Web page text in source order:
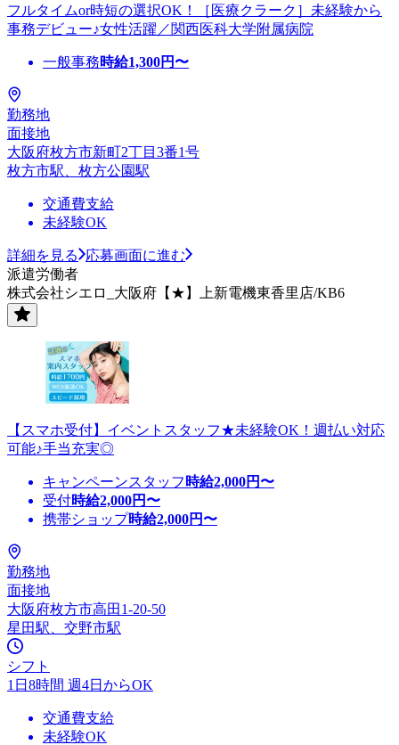
フルタイムor時短の選択OK！［医療クラーク］未経験から
事務デビュー♪女性活躍／関西医科大学附属病院
一般事務時給1,300円〜
勤務地
面接地
大阪府枚方市新町2丁目3番1号
枚方市駅、枚方公園駅
交通費支給
未経験OK
詳細を見る
応募画面に進む
派遣労働者
株式会社シエロ_大阪府【★】上新電機東香里店/KB6
【スマホ受付】イベントスタッフ★未経験OK！週払い対応
可能♪手当充実◎
キャンペーンスタッフ 時給2,000円〜
受付時給2,000円〜
携帯ショップ時給2,000円〜
勤務地
面接地
大阪府枚方市高田1-20-50
星田駅、交野市駅
シフト
1日8時間 週4日からOK
交通費支給
未経験OK